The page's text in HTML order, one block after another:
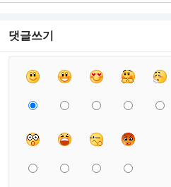
댓글쓰기